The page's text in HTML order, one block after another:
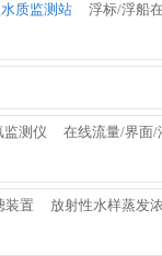
质监测站 浮标/浮船
监测仪 在线流量/界面/
装置 放射性水样蒸发